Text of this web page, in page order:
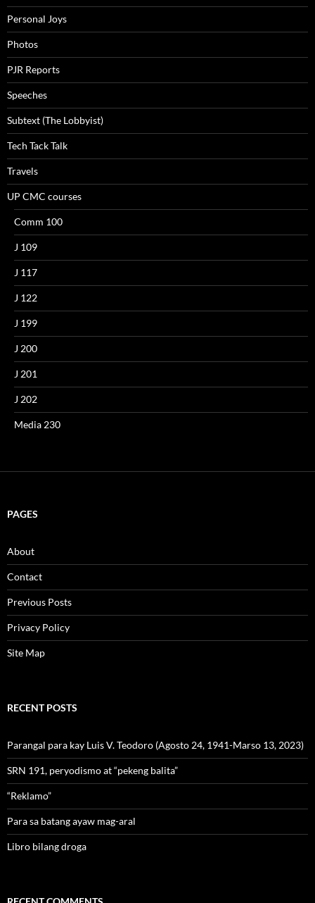
Personal Joys
Photos
PJR Reports
Speeches
Subtext (The Lobbyist)
Tech Tack Talk
Travels
UP CMC courses
Comm 100
J 109
J 117
J 122
J 199
J 200
J 201
J 202
Media 230
PAGES
About
Contact
Previous Posts
Privacy Policy
Site Map
RECENT POSTS
Parangal para kay Luis V. Teodoro (Agosto 24, 1941-Marso 13, 2023)
SRN 191, peryodismo at “pekeng balita”
“Reklamo”
Para sa batang ayaw mag-aral
Libro bilang droga